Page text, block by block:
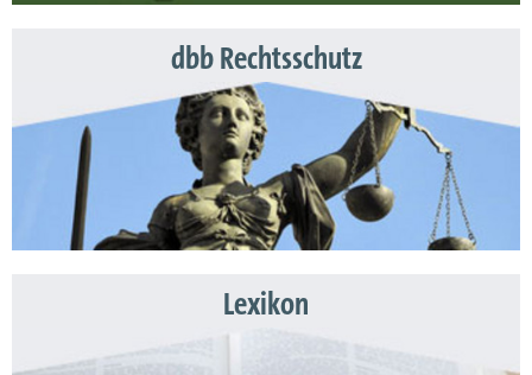
dbb Rechtsschutz
Lexikon